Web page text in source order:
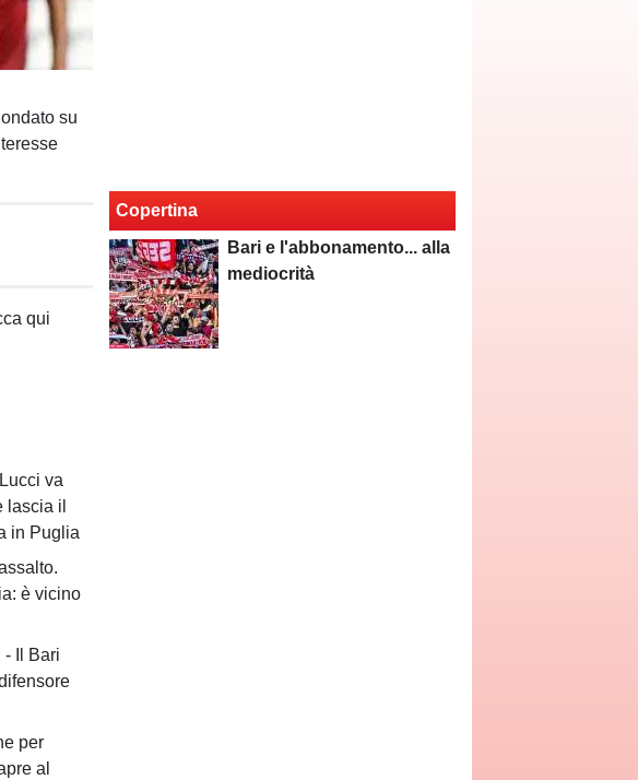
su
qui
va
lascia il
in Puglia
è vicino
- Il Bari
per
al
Copertina
Bari e l'abbonamento... alla
mediocrità